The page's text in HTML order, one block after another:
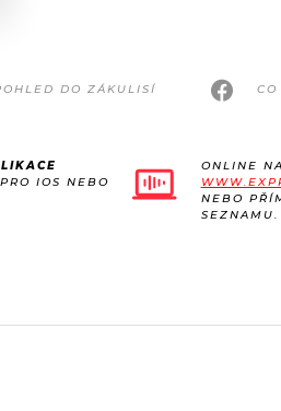
DO ZÁKULISÍ
PRO IOS NEBO
ONLINE NA
NEBO
SEZNAMU.